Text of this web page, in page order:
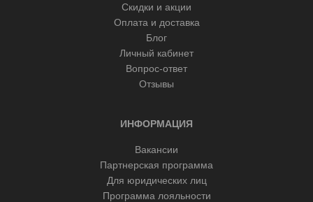
Скидки и акции
Оплата и доставка
Блог
Личный кабинет
Вопрос-ответ
Отзывы
ИНФОРМАЦИЯ
Вакансии
Партнерская программа
Для юридических лиц
Программа лояльности